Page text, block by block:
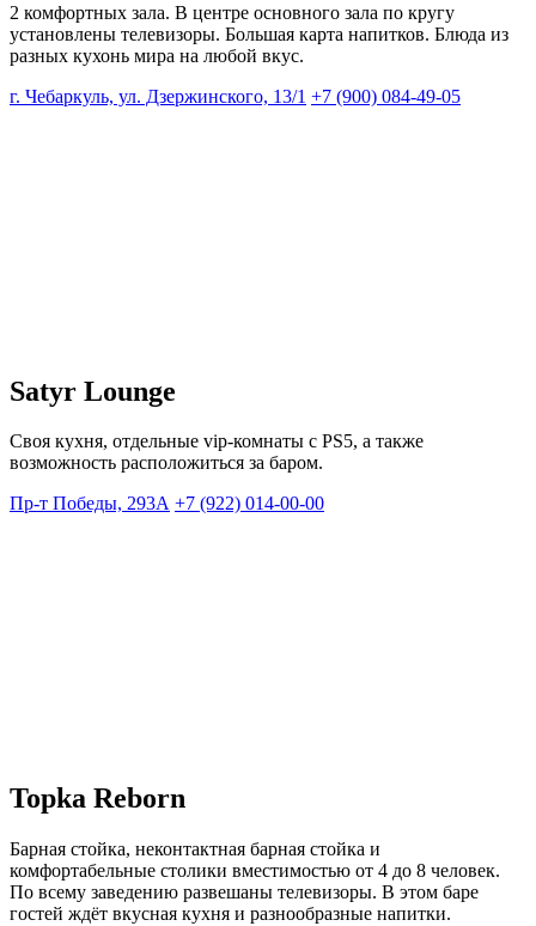
2 комфортных зала. В центре основного зала по кругу
установлены телевизоры. Большая карта напитков. Блюда из
разных кухонь мира на любой вкус.
г. Чебаркуль, ул. Дзержинского, 13/1 +7 (900) 084-49-05
Satyr Lounge
Своя кухня, отдельные vip-комнаты с PS5, а также
возможность расположиться за баром.
Пр-т Победы, 293А +7 (922) 014-00-00
Topka Reborn
Барная стойка, неконтактная барная стойка и
комфортабельные столики вместимостью от 4 до 8 человек.
По всему заведению развешаны телевизоры. В этом баре
гостей ждёт вкусная кухня и разнообразные напитки.